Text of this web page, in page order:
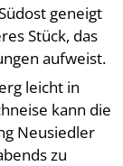
geneigt
Stück, das
aufweist.
leicht in
kann die
Neusiedler
zu